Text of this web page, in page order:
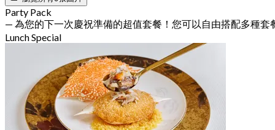
Party Pack
— 為您的下一次慶祝準備的超值套餐！您可以自由搭配多種套
Lunch Special